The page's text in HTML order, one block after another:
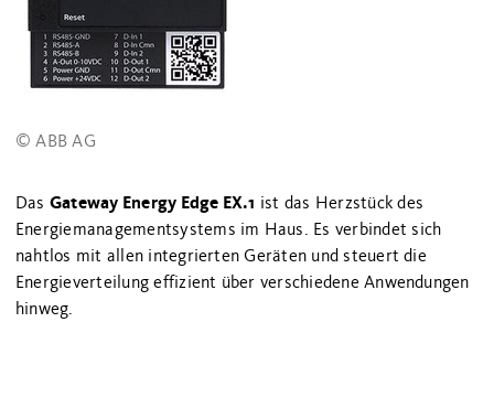
© ABB AG
Das Gateway Energy Edge EX.1 ist das Herzstück des
Energiemanagementsystems im Haus. Es verbindet sich
nahtlos mit allen integrierten Geräten und steuert die
Energieverteilung effizient über verschiedene Anwendungen
hinweg.